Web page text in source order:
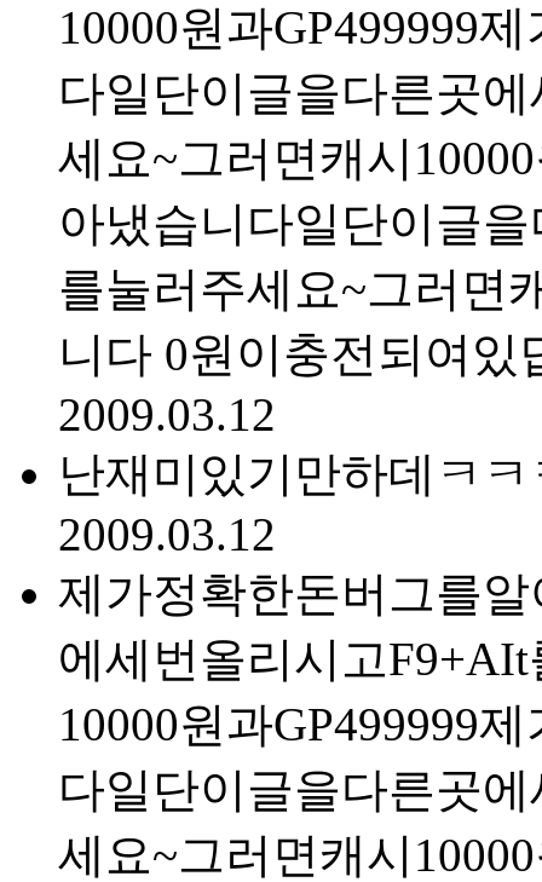
10000원과GP499999
다일단이글을다른곳
세요~그러면캐시
아냈습니다일단이글
를눌러주세요~그러면
니다 0원이충전되여
2009.03.12
난재미있기만하데ㅋ
2009.03.12
제가정확한돈버그를
에세번올리시고
10000원과GP499999
다일단이글을다른곳
세요~그러면캐시